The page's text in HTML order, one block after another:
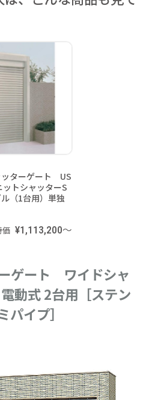
ターゲート US
ットシャッターS
（1台用）単独
価 ¥1,113,200～
ゲート ワイドシャ
動式 2台用［ステン
イプ］